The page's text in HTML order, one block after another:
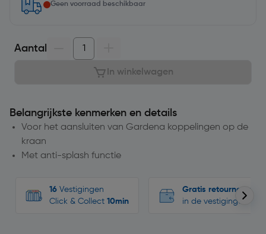
Geen voorraad beschikbaar
Aantal
In winkelwagen
Belangrijkste kenmerken en details
Voor het aansluiten van Gardena koppelingen op de
kraan
Met anti-splash functie
16 Vestigingen
Click & Collect 10min
Gratis retourneren
in de vestigingen